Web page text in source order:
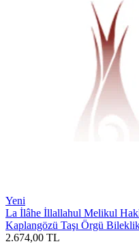
Yeni
La İlâhe İllallahul Melikul
Kaplangözü Taşı Örgü
2.674,00 TL